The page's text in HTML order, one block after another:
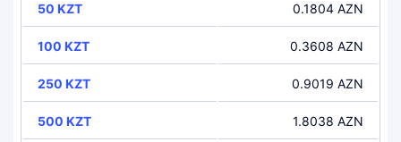
50 KZT 0.1804 AZN
100 KZT 0.3608 AZN
250 KZT 0.9019 AZN
500 KZT 1.8038 AZN